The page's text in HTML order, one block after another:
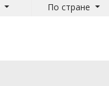
По стране